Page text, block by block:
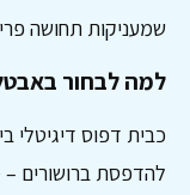
שמעניקות תחושה
למה לבחור
כבית דפוס דיגיטלי
להדפסת ברושורים –